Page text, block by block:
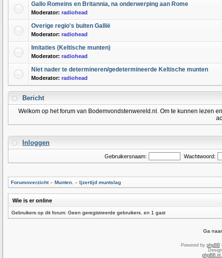
Gallo Romeins en Britannia, na onderwerping aan Rome
Moderator: radiohead
Overige regio's buiten Gallië
Moderator: radiohead
Imitaties (Keltische munten)
Moderator: radiohead
Niet nader te determineren/gedetermineerde Keltische munten
Moderator: radiohead
Bericht
Welkom op het forum van Bodemvondstenwereld.nl. Om te kunnen lezen
Inloggen
Gebruikersnaam: Wachtwoord:
Forumoverzicht» Munten. » Ijzertijd muntslag
Wie is er online
Gebruikers op dit forum: Geen geregistreerde gebruikers. en 1 gast
Ga
Powered by phpBB
phpBB.nl